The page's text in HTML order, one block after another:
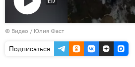
Воспроизвести
видео
© Видео / Юлия Фаст
Подписаться